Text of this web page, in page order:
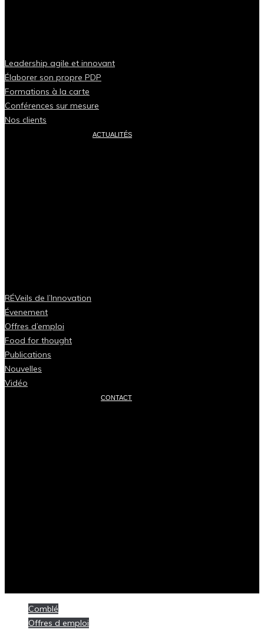
Leadership agile et innovant
Élaborer son propre PDP
Formations à la carte
Conférences sur mesure
Nos clients
ACTUALITÉS
RÉVeils de l’Innovation
Évenement
Offres d’emploi
Food for thought
Publications
Nouvelles
Vidéo
CONTACT
Comblé
Offres d emploi